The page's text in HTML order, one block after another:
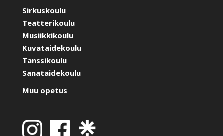
Sirkuskoulu
Teatterikoulu
Musiikkikoulu
Kuvataidekoulu
Tanssikoulu
Sanataidekoulu
Muu opetus